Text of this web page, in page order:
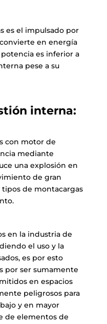
es el impulsado por
en energía
es inferior a
pese a su
interna:
con motor de
mediante
una explosión en
de gran
de montacargas
en la industria de
el uso y la
es por esto
por ser sumamente
en espacios
peligrosos para
y en mayor
de elementos de